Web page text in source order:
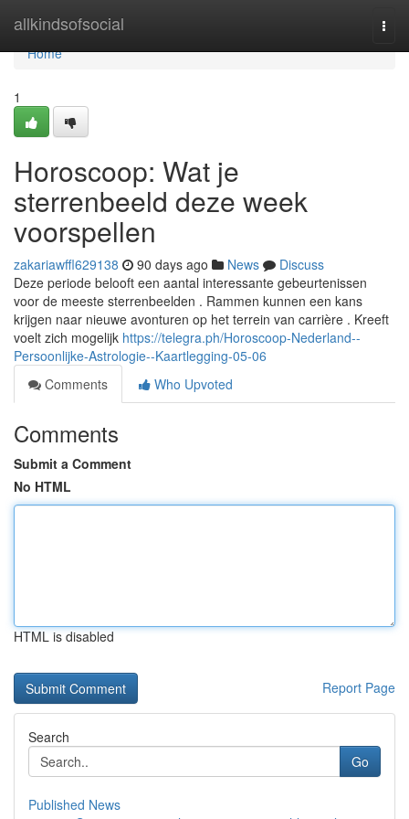
allkindsofsocial
Home
Home
1
Horoscoop: Wat je
sterrenbeeld deze week
voorspellen
zakariawffl629138 90 days ago News
Discuss
Deze periode belooft een aantal interessante gebeurtenissen
voor de meeste sterrenbeelden . Rammen kunnen een kans
krijgen naar nieuwe avonturen op het terrein van carrière . Kreeft
voelt zich mogelijk https://telegra.ph/Horoscoop-Nederland--
Persoonlijke-Astrologie--Kaartlegging-05-06
Comments
Who Upvoted
Comments
Submit a Comment
No HTML
HTML is disabled
Report Page
Search
Go
Published News